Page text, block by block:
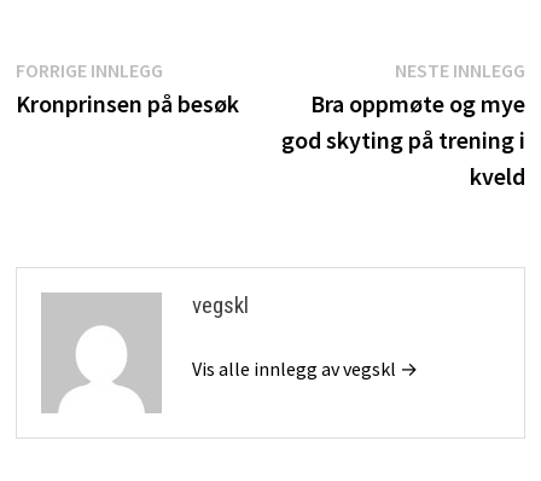
Innleggsnavigasjon
FORRIGE INNLEGG
innlegg:
Kronprinsen på besøk
NESTE INNLEGG
Bra oppmøte og mye
god skyting på trening i
kveld
vegskl
Vis alle innlegg av vegskl →